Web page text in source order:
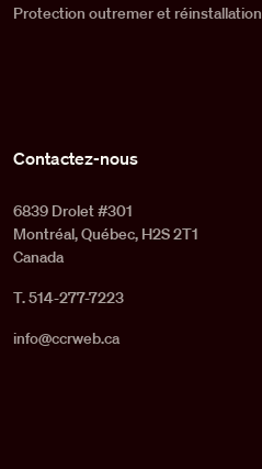
Protection outremer et réinstallation
Contactez-nous
6839 Drolet #301
Montréal, Québec, H2S 2T1
Canada
T. 514-277-7223
info@ccrweb.ca